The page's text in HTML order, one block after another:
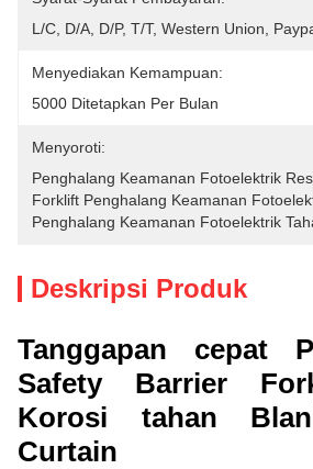
L/C, D/A, D/P, T/T, Western Union,
Menyediakan Kemampuan:
5000 Ditetapkan Per Bulan
Menyoroti:
Penghalang Keamanan Fotoelektrik
Forklift Penghalang Keamanan
Penghalang Keamanan Fotoelektrik
Deskripsi Produk
Tanggapan cepat
Safety Barrier
Korosi tahan
Curtain